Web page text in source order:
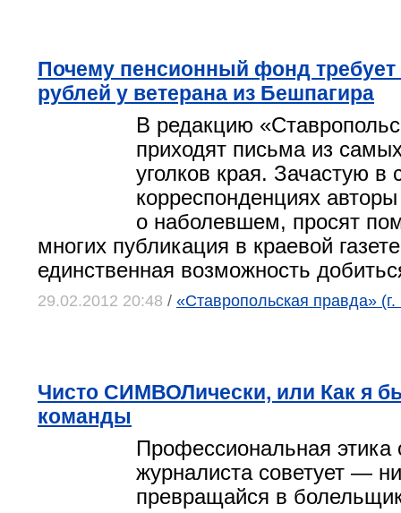
Почему пенсионный фонд требует
рублей у ветерана из Бешпагира
В редакцию «
приходят письма из
уголков края. Зачастую в
корреспонденциях
о наболевшем, просят
многих публикация в краевой
единственная возможность
29.02.2012 20:48 / «Ставропольская правда»
Чисто СИМВОЛически, или Как я
команды
Профессиональная этика
журналиста советует —
превращайся в